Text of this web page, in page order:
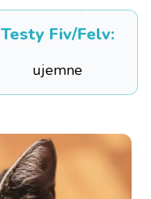
Testy Fiv/Felv:
ujemne